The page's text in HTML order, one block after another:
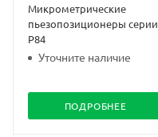
Микрометрические
пьезопозиционеры серии
Р84
Уточните наличие
ПОДРОБНЕЕ